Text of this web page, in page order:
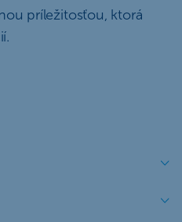
príležitosťou, ktorá